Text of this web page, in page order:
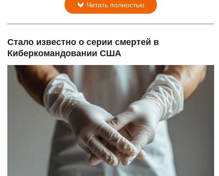
Читать полностью
Стало известно о серии смертей в
Киберкомандовании США